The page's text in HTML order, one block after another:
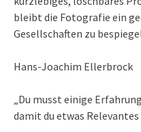
bleibt die Fotografie ein
Gesellschaften zu
Hans-Joachim Ellerbrock
„Du musst einige
damit du etwas Relevantes